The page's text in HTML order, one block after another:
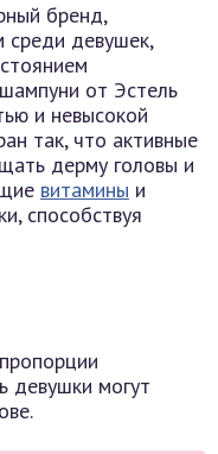
бренд,
девушек,
от Эстель
и невысокой
так, что активные
дерму головы и
витамины и
способствуя
девушки могут